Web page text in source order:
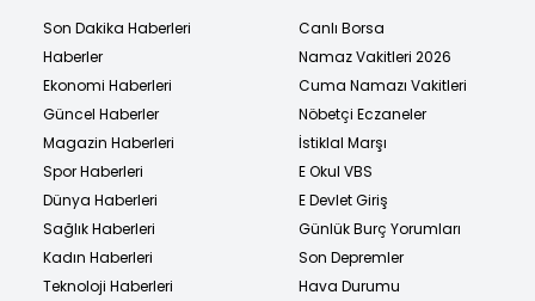
Son Dakika Haberleri
Haberler
Ekonomi Haberleri
Güncel Haberler
Magazin Haberleri
Spor Haberleri
Dünya Haberleri
Sağlık Haberleri
Kadın Haberleri
Teknoloji Haberleri
Canlı Borsa
Namaz Vakitleri 2026
Cuma Namazı Vakitleri
Nöbetçi Eczaneler
İstiklal Marşı
E Okul VBS
E Devlet Giriş
Günlük Burç Yorumları
Son Depremler
Hava Durumu